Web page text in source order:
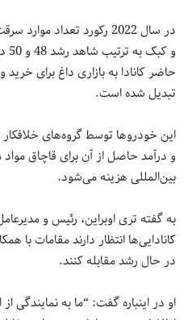
در سال 2022 رکورد تعداد
حاضر کانادا به بازاری داغ برای
تبدیل شده است.
این خودروها توسط گروه‌های
و درآمد حاصل از آن برای قاچاق
بین‌المللی هزینه می‌شود.
کانادایی‌ها انتظار دارند مقامات با
در حال رشد مقابله کنند.
او در اینباره گفت: “ما به نمایندگی